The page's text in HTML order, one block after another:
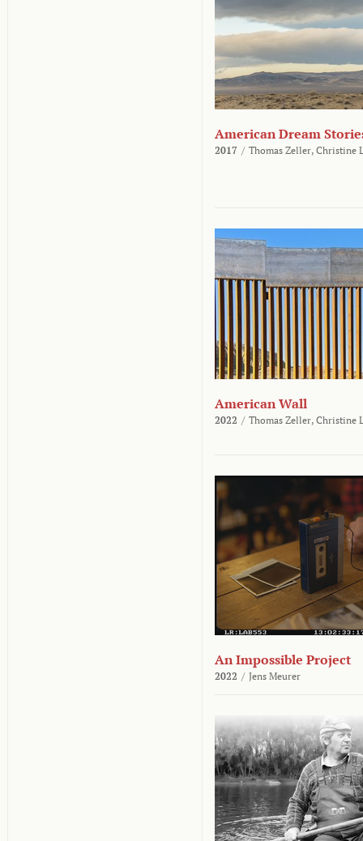
American Dream
2017 / Thomas Zeller, Christine
American Wall
2022 / Thomas Zeller, Christine
An Impossible Project
2022 / Jens Meurer